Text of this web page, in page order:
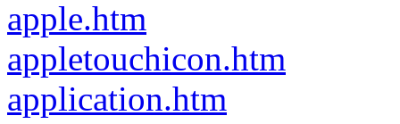
apple.htm
appletouchicon.htm
application.htm